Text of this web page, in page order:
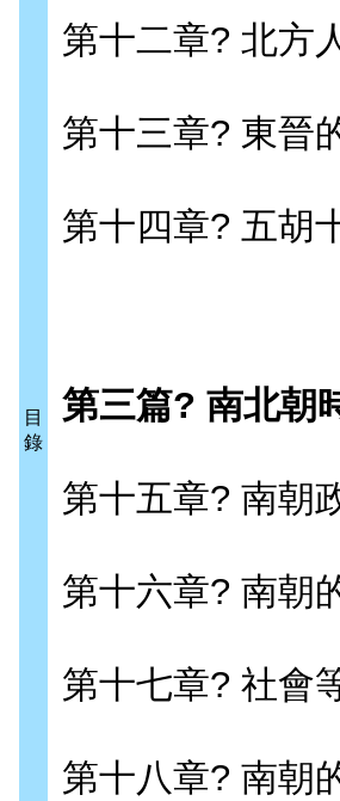
目
錄
第十二章? 北方
第十三章? 東晉
第十四章? 五胡
第三篇? 南北朝
第十五章? 南朝
第十六章? 南朝
第十七章? 社會
第十八章? 南朝